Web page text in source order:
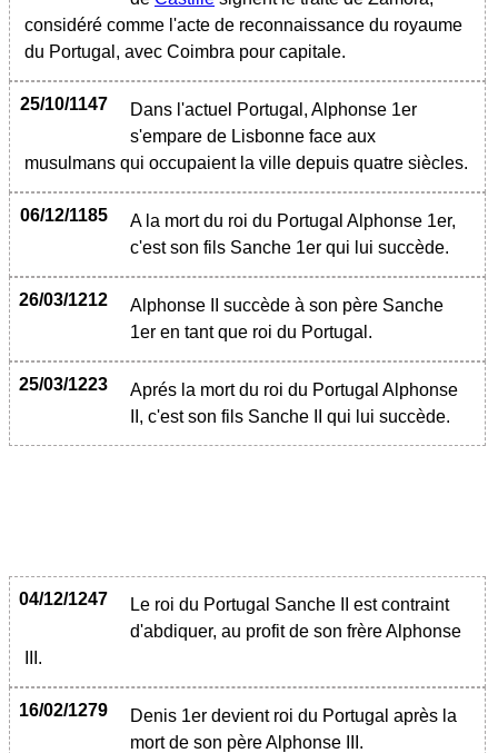
considéré comme l'acte de reconnaissance du royaume
du Portugal, avec Coimbra pour capitale.
25/10/1147
Dans l'actuel Portugal, Alphonse 1er
s'empare de Lisbonne face aux
musulmans qui occupaient la ville depuis quatre siècles.
06/12/1185
A la mort du roi du Portugal Alphonse 1er,
c'est son fils Sanche 1er qui lui succède.
26/03/1212
Alphonse II succède à son père Sanche
1er en tant que roi du Portugal.
25/03/1223
Aprés la mort du roi du Portugal Alphonse
II, c'est son fils Sanche II qui lui succède.
04/12/1247
Le roi du Portugal Sanche II est contraint
d'abdiquer, au profit de son frère Alphonse
III.
16/02/1279
Denis 1er devient roi du Portugal après la
mort de son père Alphonse III.